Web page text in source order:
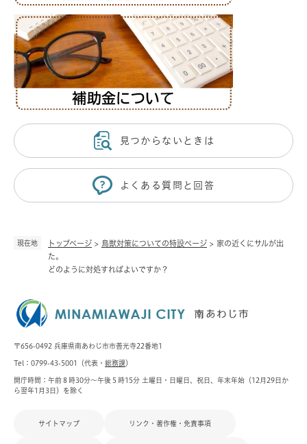
現在地 トップページ > 鳥獣対策についての特設ページ > 家の近くにサルが出
た。
どのように対処すればよいですか？
見つからないときは
よくある質問と回答
〒656-0492 兵庫県南あわじ市市善光寺22番地1
Tel：0799-43-5001（代表・ 総務課）
開庁時間：午前８時30分～午後５時15分 土曜日・日曜日、祝日、年末年始（12月29日か
ら翌年1月3日）を除く
サイトマップ リンク・著作権・免責事項